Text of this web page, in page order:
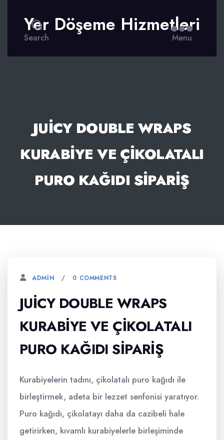
Search
Yer Döşeme Hizmetleri
Menu
JUICY DOUBLE WRAPS
KURABIYE VE ÇIKOLATALI
PURO KAĞIDI SIPARIŞ
ADMIN 0 COMMENTS
JUICY DOUBLE WRAPS
KURABIYE VE ÇIKOLATALI
PURO KAĞIDI SIPARIŞ
Kurabiyelerin tadını, çikolatalı puro kağıdı ile
birleştirmek, adeta bir lezzet senfonisi yaratıyor.
Puro kağıdı, çikolatayı daha da cazibeli hale
getirirken, kıvamlı kurabiyelerle birleşiminde